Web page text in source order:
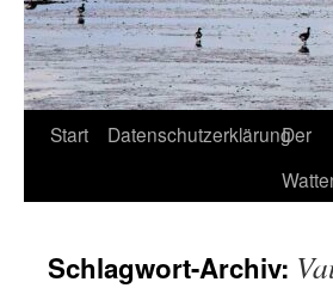
Start DatenschutzerklärungDer
Schlagwort-Archiv: